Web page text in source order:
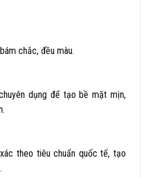
chắc, đều màu.
dụng để tạo bề mặt mịn,
theo tiêu chuẩn quốc tế, tạo